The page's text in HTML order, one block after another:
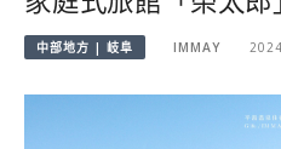
中部地方 | 岐阜 IMMAY